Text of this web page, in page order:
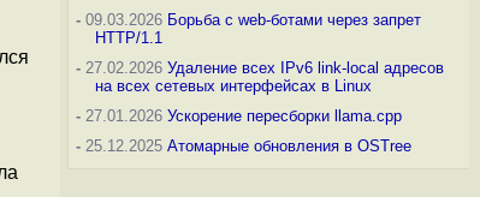
-09.03.2026 Борьба с web-ботами через запрет
HTTP/1.1
-27.02.2026 Удаление всех IPv6 link-local адресов
на всех сетевых интерфейсах в Linux
-27.01.2026 Ускорение пересборки llama.cpp
-25.12.2025 Атомарные обновления в OSTree